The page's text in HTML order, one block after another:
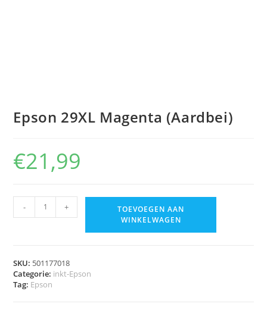
Epson 29XL Magenta (Aardbei)
€21,99
- +
TOEVOEGEN AAN
WINKELWAGEN
SKU: 501177018
Categorie: inkt-Epson
Tag: Epson